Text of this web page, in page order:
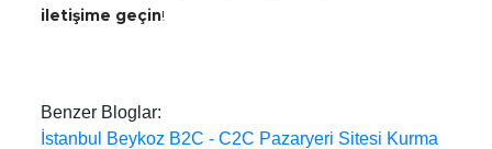
iletişime geçin!
Benzer Bloglar:
İstanbul Beykoz B2C - C2C Pazaryeri Sitesi Kurma